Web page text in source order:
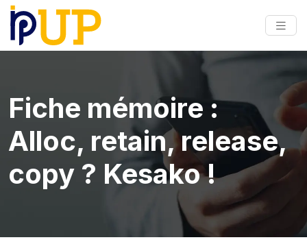
Fiche mémoire :
Alloc, retain, release,
copy ? Kesako !